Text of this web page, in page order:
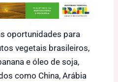
oportunidades para
vegetais brasileiros,
e óleo de soja,
como China, Arábia